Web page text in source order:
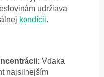
udržiava
kondícii.
Vďaka
najsilnejším